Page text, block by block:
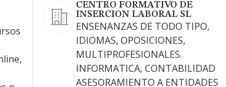
CENTRO FORMATIVO DE
INSERCION LABORAL SL
ENSENANZAS DE TODO TIPO,
IDIOMAS, OPOSICIONES,
MULTIPROFESIONALES.
INFORMATICA, CONTABILIDAD
ASESORAMIENTO A ENTIDADES